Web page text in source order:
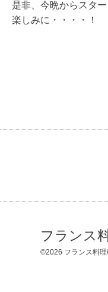
是非、今晩からスタ
楽しみに・・・・！
フランス
©2026 フランス料